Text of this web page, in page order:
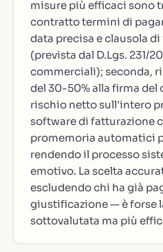
misure più efficaci sono
contratto termini di
data precisa e clausola
(prevista dal D.Lgs. 231/
commerciali); seconda,
del 30-50% alla firma
rischio netto sull'intero
software di fatturazione
promemoria automatici
rendendo il processo
emotivo. La scelta
escludendo chi ha già
giustificazione — è forse
sottovalutata ma più